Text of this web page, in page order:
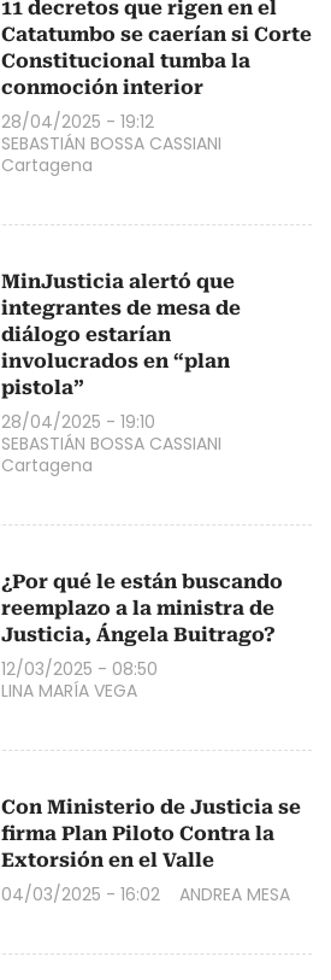
11 decretos que rigen en el
Catatumbo se caerían si Corte
Constitucional tumba la
conmoción interior
28/04/2025 - 19:12
SEBASTIÁN BOSSA CASSIANI
Cartagena
MinJusticia alertó que
integrantes de mesa de
diálogo estarían
involucrados en “plan
pistola”
28/04/2025 - 19:10
SEBASTIÁN BOSSA CASSIANI
Cartagena
¿Por qué le están buscando
reemplazo a la ministra de
Justicia, Ángela Buitrago?
12/03/2025 - 08:50
LINA MARÍA VEGA
Con Ministerio de Justicia se
firma Plan Piloto Contra la
Extorsión en el Valle
04/03/2025 - 16:02 ANDREA MESA